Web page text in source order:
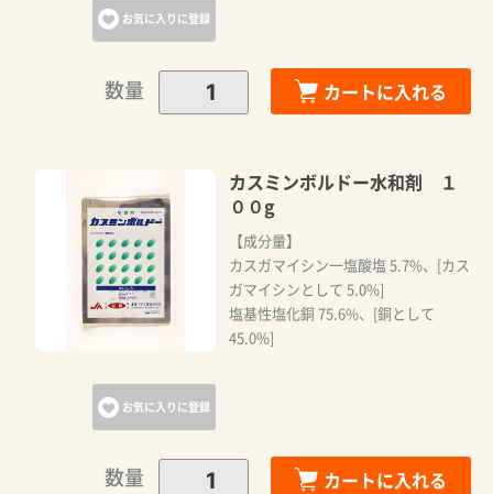
お気に入りに登録
数量 カートに入れる
お気に入りに登録
カスミンボルドー水和剤 １
００g
【成分量】
カスガマイシン一塩酸塩 5.7%、[カス
ガマイシンとして 5.0%]
塩基性塩化銅 75.6%、[銅として
45.0%]
数量 カートに入れる
カートに追加しました。